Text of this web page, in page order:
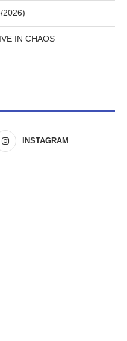
2026)
IN CHAOS
INSTAGRAM